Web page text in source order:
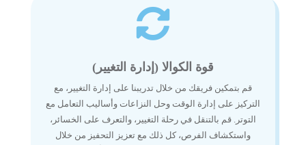

قوة الكوالا (إدارة التغيير)
قم بتمكين فريقك من خلال تدريبنا على إدارة التغيير، مع
التركيز على إدارة الوقت وحل النزاعات وأساليب التعامل مع
التوتر. قم بالتنقل في رحلة التغيير، والتعرف على الخسائر،
واستكشاف الفرص، كل ذلك مع تعزيز التحفيز من خلال